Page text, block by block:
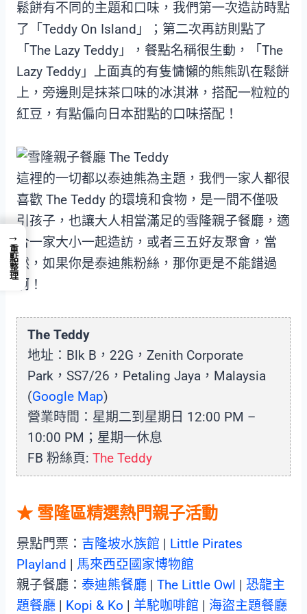
鬆餅有不同的主題和口味，我們第一次造訪時點
了「Teddy On Island」；第二次再訪則點了
「The Lazy Teddy」，餐點名稱很生動，「The
Lazy Teddy」上面真的有隻慵懶的熊熊趴在鬆餅
上，旁邊則是抹茶口味的冰淇淋，搭配一粒粒的
紅豆，有點偏向日本甜點的口味搭配！
這裡的一切都以泰迪熊為主題，我們一家人都很
喜歡 The Teddy 的環境和食物，是一間不僅吸
引孩子，也讓大人相當滿足的雪隆親子餐廳，適
合一家大小一起造訪，或者三五好友聚會，當
然，如果你是泰迪熊粉絲，那你更是不能錯過
啊！
The Teddy
地址：Blk B，22G，Zenith Corporate
Park，SS7/26，Petaling Jaya，Malaysia
(Google Map)
營業時間：星期二到星期日 12:00 PM –
10:00 PM；星期一休息
FB 粉絲頁: The Teddy
★ 雪隆區精選熱門親子活動
景點門票： 吉隆坡水族館 | Little Pirates
Playland | 馬來西亞國家博物館
親子餐廳： 泰迪熊餐廳 | The Little Owl | 恐龍主
題餐廳 | Kopi & Ko | 羊駝咖啡館 | 海盜主題餐廳
→
重點整理